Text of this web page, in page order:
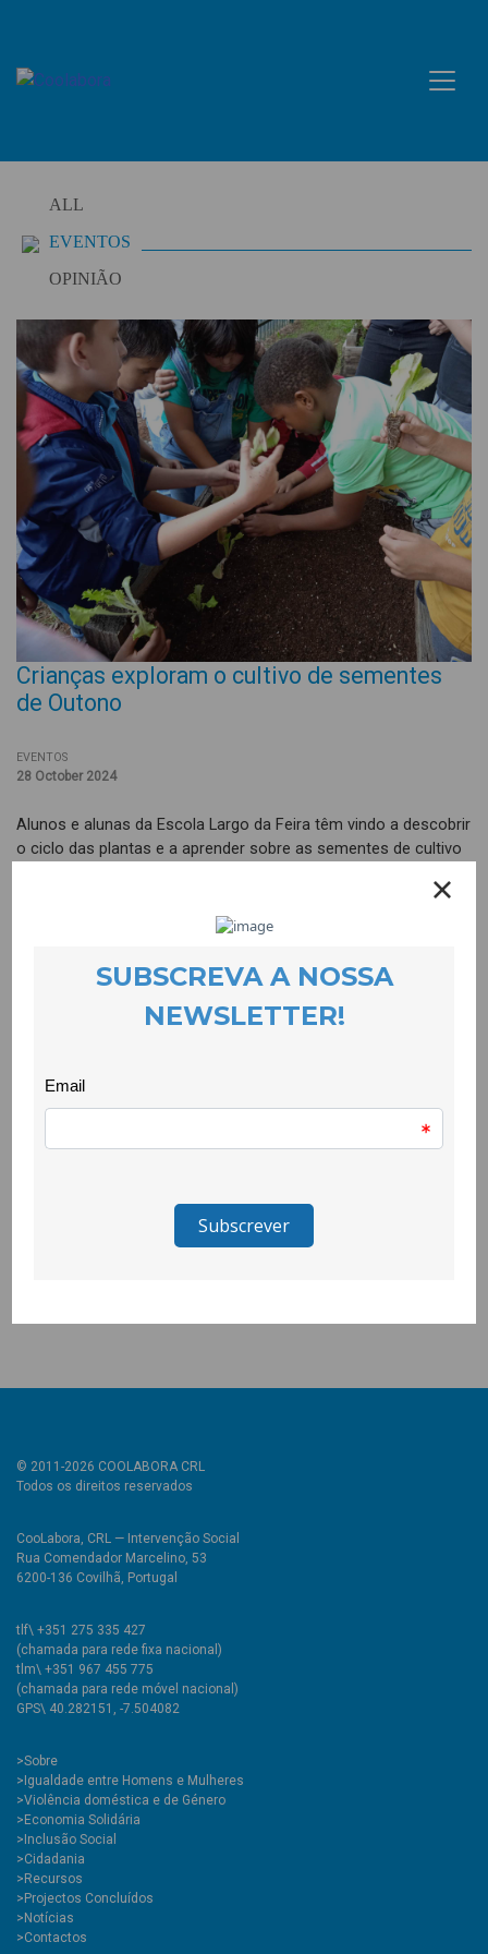
content
ALL
EVENTOS
OPINIÃO
Crianças exploram o cultivo de sementes
de Outono
EVENTOS
28 October 2024
Alunos e alunas da Escola Largo da Feira têm vindo a descobrir
o ciclo das plantas e a aprender sobre as sementes de cultivo
assim experimentar diferentes técnicas de plantio, tanto em
solo directo quanto em cuvetes, e aprofundar o conhecimento
Escola na rua é uma actividade integrada no Plano de Inovação
da Escola dentro da proposta de flexibilização curricular e tem
e com a comunidade traz uma nova dimensão ao currículo,
estimulando a curiosidade e o gosto pelo saber de maneira
O projeto Quero Ser Mais E9G é promovido pela Secretaria de
© 2011-2026 COOLABORA CRL
Todos os direitos reservados
CooLabora, CRL — Intervenção Social
Rua Comendador Marcelino, 53
6200-136 Covilhã, Portugal
tlf\ +351 275 335 427
(chamada para rede fixa nacional)
tlm\ +351 967 455 775
(chamada para rede móvel nacional)
GPS\ 40.282151, -7.504082
>Sobre
>Igualdade entre Homens e Mulheres
>Violência doméstica e de Género
>Economia Solidária
>Inclusão Social
>Cidadania
>Recursos
>Projectos Concluídos
>Notícias
>Contactos